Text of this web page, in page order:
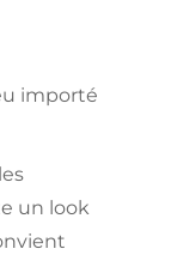
importé
un look